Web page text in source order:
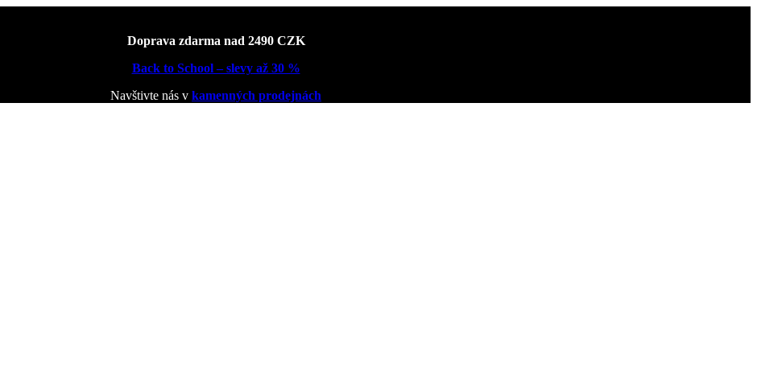
Doprava zdarma nad 2490 CZK
Back to School – slevy až 30 %
Navštivte nás v kamenných prodejnách